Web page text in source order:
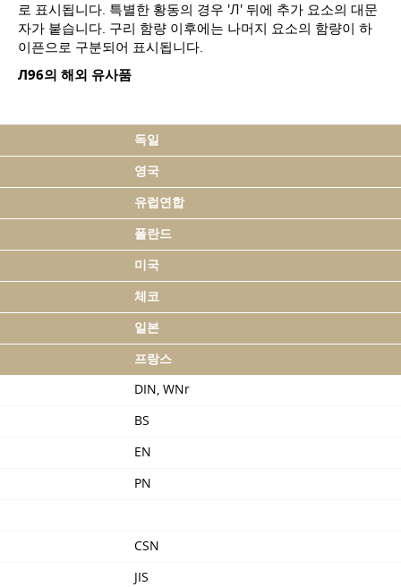
로 표시됩니다. 특별한 황동의 경우 'Л' 뒤에 추가 요소의 대문
자가 붙습니다. 구리 함량 이후에는 나머지 요소의 함량이 하
이픈으로 구분되어 표시됩니다.
Л96의 해외 유사품
독일
영국
유럽연합
폴란드
미국
체코
일본
프랑스
DIN, WNr
BS
EN
PN
CSN
JIS